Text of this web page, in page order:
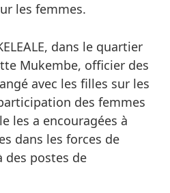
les femmes.
dans le quartier
Mukembe, officier des
avec les filles sur les
des femmes
les a encouragées à
dans les forces de
des postes de